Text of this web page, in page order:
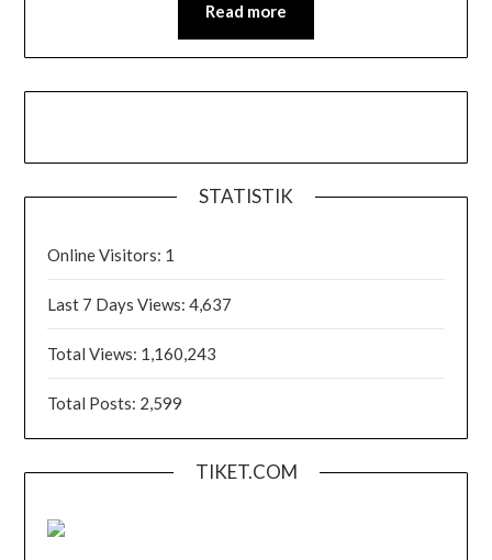
Read more
STATISTIK
Online Visitors: 1
Last 7 Days Views:4,637
Total Views: 1,160,243
Total Posts: 2,599
TIKET.COM